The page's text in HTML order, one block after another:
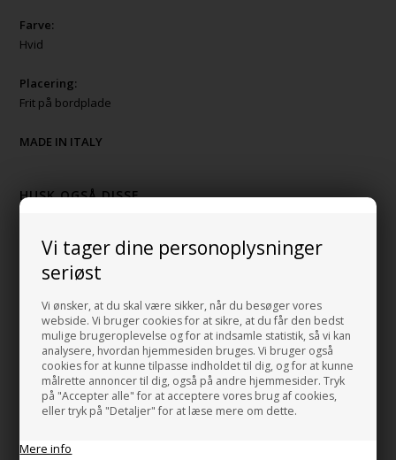
Vi tager dine personoplysninger
seriøst
Vi ønsker, at du skal være sikker, når du besøger vores
webside. Vi bruger cookies for at sikre, at du får den bedst
mulige brugeroplevelse og for at indsamle statistik, så vi kan
analysere, hvordan hjemmesiden bruges. Vi bruger også
cookies for at kunne tilpasse indholdet til dig, og for at kunne
målrette annoncer til dig, også på andre hjemmesider. Tryk
på "Accepter alle" for at acceptere vores brug af cookies,
eller tryk på "Detaljer" for at læse mere om dette.
Mere info
Farve:
Hvid
Placering:
Frit på bordplade
MADE IN ITALY
HUSK OGSÅ DISSE
+489,00 DKK
Bundventil Free Flow i forkromet messing
Top 63 mm
+399,00 DKK
Gå til varen
HI-TECH 5 Vandlås luksus udgave
+898,00 DKK